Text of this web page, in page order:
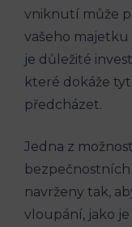
vniknutí může
vašeho majetku
je důležité
které dokáže
předcházet.
Jedna z
navrženy tak,
vloupání, jako